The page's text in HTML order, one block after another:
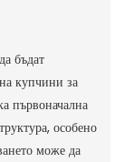
бъдат
купчини за
първоначална
особено
може да